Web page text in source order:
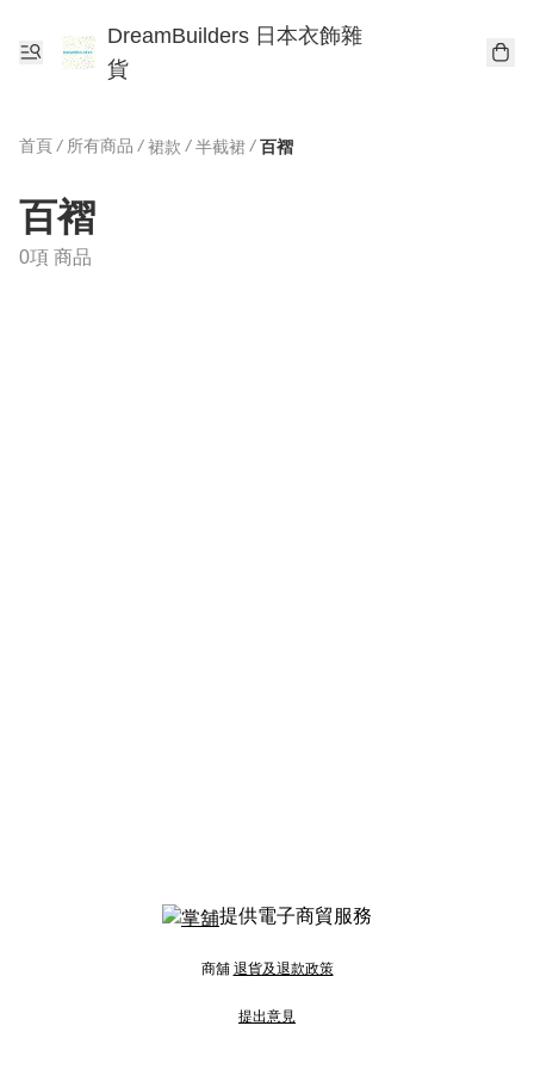
DreamBuilders 日本衣飾雜
貨
首頁 / 所有商品 / 裙款 / 半截裙 / 百褶
百褶
0項 商品
提供電子商貿服務
商舖 退貨及退款政策
提出意見